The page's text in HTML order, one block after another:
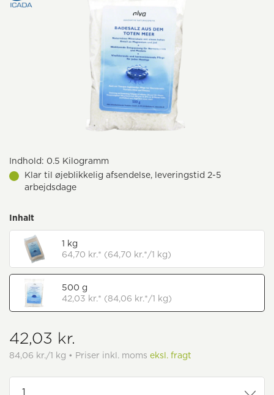
Indhold: 0.5 Kilogramm
Klar til øjeblikkelig afsendelse, leveringstid 2-5
arbejdsdage
Inhalt
1 kg
64,70 kr.* (64,70 kr.*/1 kg)
500 g
42,03 kr.* (84,06 kr.*/1 kg)
42,03 kr.
84,06 kr./1 kg • Priser inkl. moms eksl. fragt